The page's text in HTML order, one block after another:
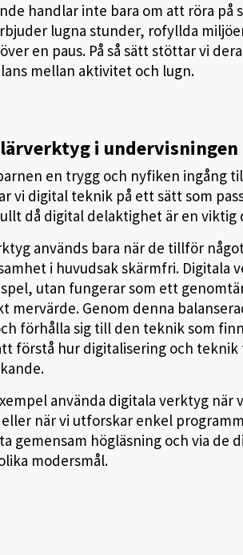
handlar inte bara om att röra på
lugna stunder, rofyllda
en paus. På så sätt stöttar vi
mellan aktivitet och lugn.
i undervisningen
en trygg och nyfiken ingång
vi digital teknik på ett sätt som
då digital delaktighet är en viktig
används bara när de tillför
i huvudsak skärmfri.
utan fungerar som ett
mervärde. Genom denna
förhålla sig till den teknik som
förstå hur digitalisering och
använda digitala verktyg
när vi utforskar enkel
gemensam högläsning och via de
modersmål.